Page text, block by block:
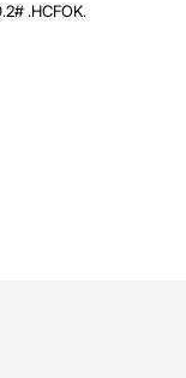
.HCFOK.